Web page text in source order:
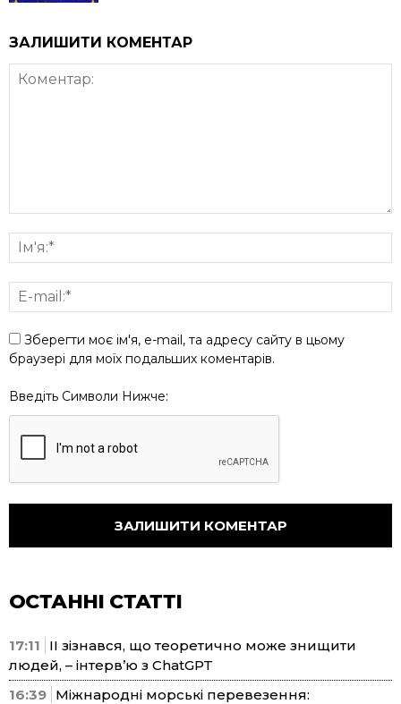
ЗАЛИШИТИ КОМЕНТАР
Зберегти моє ім'я, e-mail, та адресу сайту в цьому
браузері для моїх подальших коментарів.
Введіть Символи Нижче:
ОСТАННІ СТАТТІ
17:11
ІІ зізнався, що теоретично може знищити
людей, – інтерв’ю з ChatGPT
16:39 Міжнародні морські перевезення: